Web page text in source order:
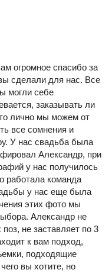
огромное спасибо за
сделали для нас. Все
могли себе
заказывать ли
лично мы можем от
все сомнения и
У нас свадьба была
Александр, при
у нас получилось
работала команда
у нас еще была
этих фото мы
Александр не
не заставляет по 3
к вам подход,
подходящие
вы хотите, но